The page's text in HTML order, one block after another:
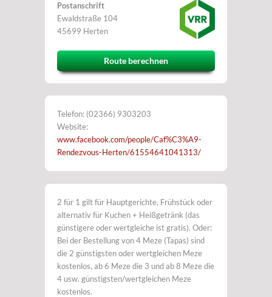
Postanschrift
Ewaldstraße 104
45699 Herten
Route berechnen
Telefon: (02366) 9303203
Website:
www.facebook.com/people/Caf%C3%A9-
Rendezvous-Herten/61554641041313/
2 für 1 gilt für Hauptgerichte, Frühstück oder
alternativ für Kuchen + Heißgetränk (das
günstigere oder wertgleiche ist gratis). Oder:
Bei der Bestellung von 4 Meze (Tapas) sind
die 2 günstigsten oder wertgleichen Meze
kostenlos, ab 6 Meze die 3 und ab 8 Meze die
4 usw. günstigsten/wertgleichen Meze
kostenlos.